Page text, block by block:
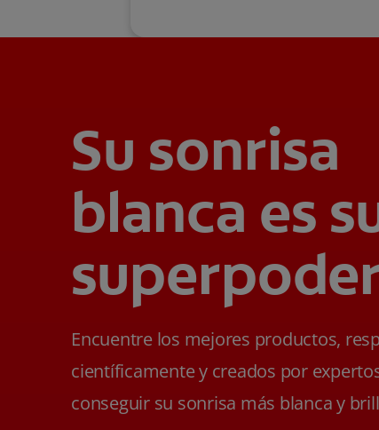
Su sonrisa
blanca es
Encuentre los mejores productos,
científicamente y creados por
conseguir su sonrisa más blanca y